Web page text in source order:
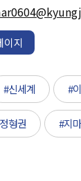
이지
#신세계 #
형권 #지